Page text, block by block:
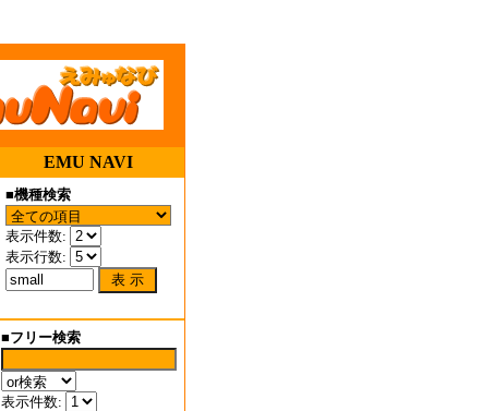
EMU NAVI
■機種検索
表示件数:
表示行数:
■フリー検索
表示件数: